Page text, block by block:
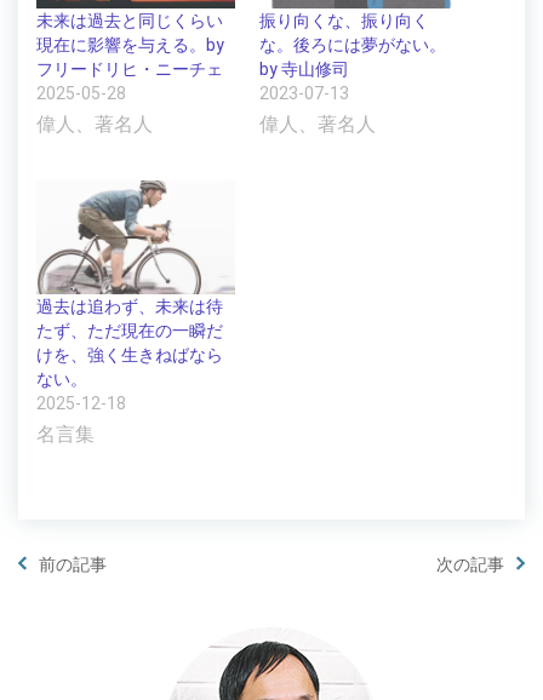
未来は過去と同じくらい
現在に影響を与える。by
フリードリヒ・ニーチェ
2025-05-28
偉人、著名人
振り向くな、振り向く
な。後ろには夢がない。
by 寺山修司
2023-07-13
偉人、著名人
過去は追わず、未来は待
たず、ただ現在の一瞬だ
けを、強く生きねばなら
ない。
2025-12-18
名言集
前の記事 次の記事